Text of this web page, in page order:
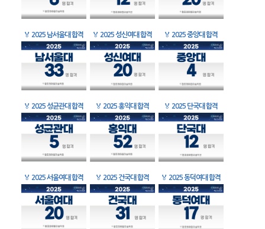
🏅 2025 남서울대 합격 🏅 2025 성신여대 합격 🏅 2025 중앙대 합격
🏅 2025 성균관대 합격 🏅 2025 홍익대 합격 🏅 2025 단국대 합격
🏅 2025 서울여대 합격 🏅 2025 건국대 합격 🏅 2025 동덕여대 합격